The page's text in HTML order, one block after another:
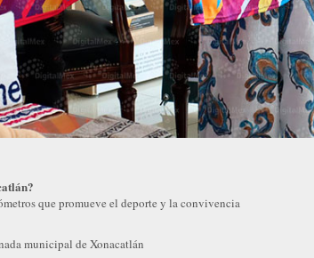
que promueve el deporte y la convivencia
municipal de Xonacatlán